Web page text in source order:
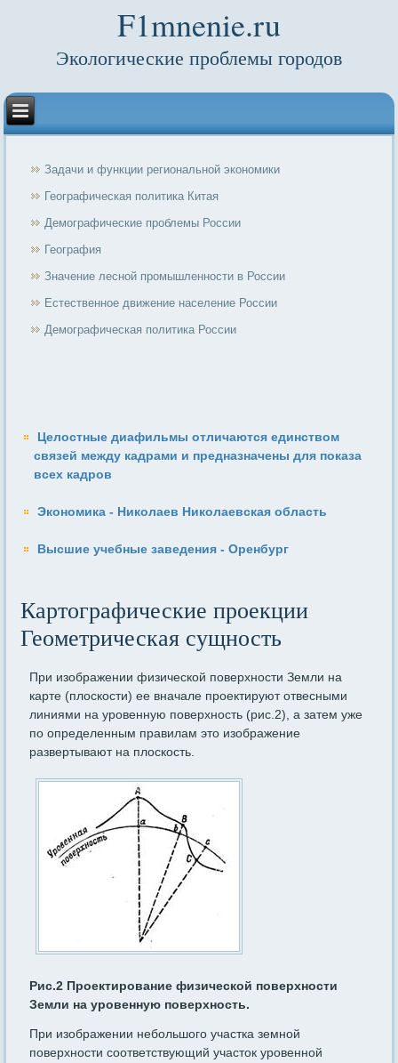
F1mnenie.ru
Экологические проблемы городов
Задачи и функции региональной экономики
Географическая политика Китая
Демографические проблемы России
География
Значение лесной промышленности в России
Естественное движение население России
Демографическая политика России
Целостные диафильмы отличаются единством
связей между кадрами и предназначены для показа
всех кадров
Экономика - Николаев Николаевская область
Высшие учебные заведения - Оренбург
Картографические проекции
Геометрическая сущность
При изображении физической поверхности Земли на
карте (плоскости) ее вначале проектируют отвесными
линиями на уровенную поверхность (рис.2), а затем уже
по определенным правилам это изображение
развертывают на плоскость.
Рис.2 Проектирование физической поверхности
Земли на уровенную поверхность.
При изображении небольшого участка земной
поверхности соответствующий участок уровенной